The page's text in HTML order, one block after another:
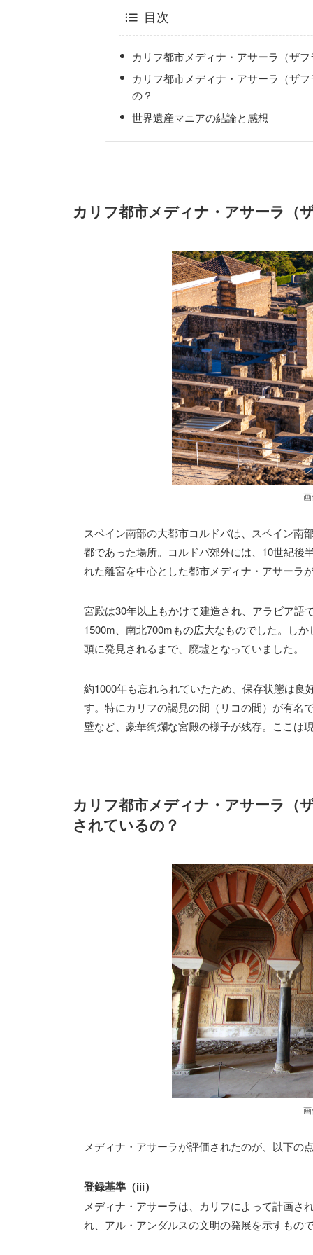
目次
カリフ都市メディナ・アサーラ（ザ
カリフ都市メディナ・アサーラ（ザ
の？
世界遺産マニアの結論と感想
カリフ都市メディナ・アサーラ（
スペイン南部の大都市コルドバは、スペイン南
都であった場所。コルドバ郊外には、10世紀後
れた離宮を中心とした都市メディナ・アサーラ
宮殿は30年以上もかけて建造され、アラビア語
1500m、南北700mもの広大なものでした。し
頭に発見されるまで、廃墟となっていました。
約1000年も忘れられていたため、保存状態は
す。特にカリフの謁見の間（リコの間）が有名
壁など、豪華絢爛な宮殿の様子が残存。ここは
カリフ都市メディナ・アサーラ（
されているの？
メディナ・アサーラが評価されたのが、以下の
登録基準（iii）
メディナ・アサーラは、カリフによって計画さ
れ、アル・アンダルスの文明の発展を示すもの